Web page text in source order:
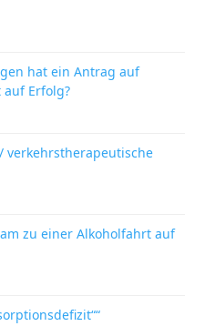
hat ein Antrag auf
Erfolg?
verkehrstherapeutische
zu einer Alkoholfahrt auf